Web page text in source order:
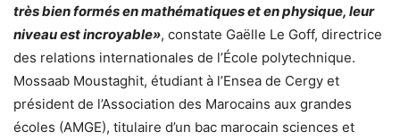
très bien formés en mathématiques et en physique, leur
niveau est incroyable», constate Gaëlle Le Goff, directrice
des relations internationales de l’École polytechnique.
Mossaab Moustaghit, étudiant à l’Ensea de Cergy et
président de l’Association des Marocains aux grandes
écoles (AMGE), titulaire d’un bac marocain sciences et